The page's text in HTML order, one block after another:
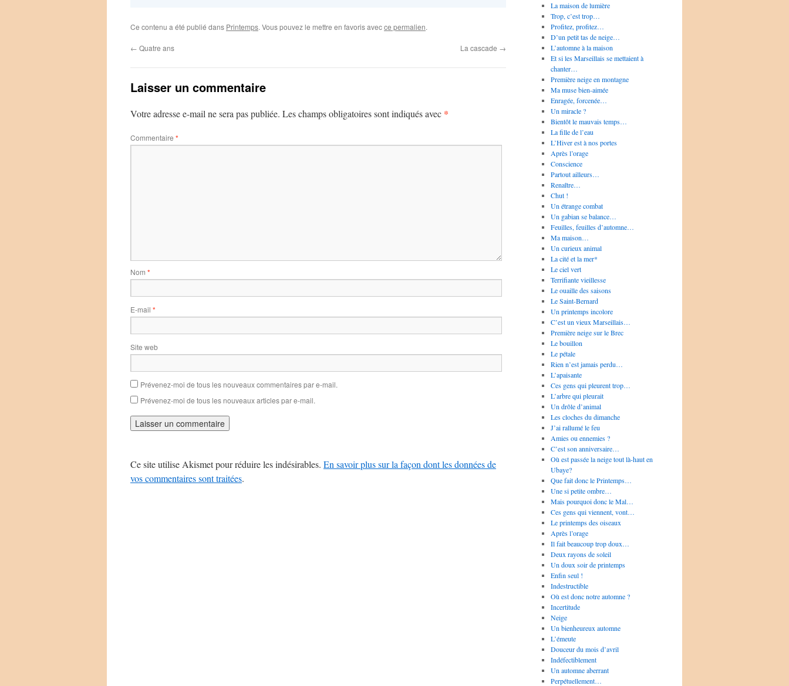
Ce contenu a été publié dans Printemps. Vous pouvez le mettre en favoris avecce permalien.
← Quatre ans La cascade →
Laisser un commentaire
Votre adresse e-mail ne sera pas publiée. Les champs obligatoires sont indiqués avec *
Commentaire *
Nom *
E-mail *
Site web
Prévenez-moi de tous les nouveaux commentaires par e-mail.
Prévenez-moi de tous les nouveaux articles par e-mail.
Ce site utilise Akismet pour réduire les indésirables. En savoir plus sur la façon dont les données de
vos commentaires sont traitées.
La maison de lumière
Trop, c’est trop…
Profitez, profitez…
D’un petit tas de neige…
L’automne à la maison
Et si les Marseillais se mettaient à
chanter…
Première neige en montagne
Ma muse bien-aimée
Enragée, forcenée…
Un miracle ?
Bientôt le mauvais temps…
La fille de l’eau
L’Hiver est à nos portes
Après l’orage
Conscience
Partout ailleurs…
Renaître…
Chut !
Un étrange combat
Un gabian se balance…
Feuilles, feuilles d’automne…
Ma maison…
Un curieux animal
La cité et la mer*
Le ciel vert
Terrifiante vieillesse
Le ouaille des saisons
Le Saint-Bernard
Un printemps incolore
C’est un vieux Marseillais…
Première neige sur le Brec
Le bouillon
Le pétale
Rien n’est jamais perdu…
L’apaisante
Ces gens qui pleurent trop…
L’arbre qui pleurait
Un drôle d’animal
Les cloches du dimanche
J’ai rallumé le feu
Amies ou ennemies ?
C’est son anniversaire…
Où est passée la neige tout là-haut en
Ubaye?
Que fait donc le Printemps…
Une si petite ombre…
Mais pourquoi donc le Mal…
Ces gens qui viennent, vont…
Le printemps des oiseaux
Après l’orage
Il fait beaucoup trop doux…
Deux rayons de soleil
Un doux soir de printemps
Enfin seul !
Indestructible
Où est donc notre automne ?
Incertitude
Neige
Un bienheureux automne
L’émeute
Douceur du mois d’avril
Indéfectiblement
Un automne aberrant
Perpétuellement…